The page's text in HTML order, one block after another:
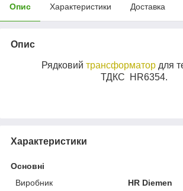
Опис Характеристики Доставка
Опис
Рядковий трансформатор для
ТДКС HR6354.
Характеристики
Основні
Виробник
HR Diemen